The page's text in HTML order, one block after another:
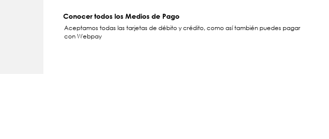
Conocer todos los Medios de Pago
Aceptamos todas las tarjetas de débito y crédito, como así también puedes pagar
con Webpay